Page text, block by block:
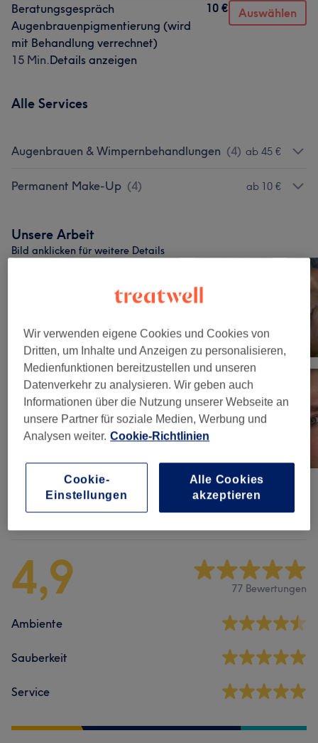
Beratungsgespräch
Augenbrauenpigmentierung (wird
mit Behandlung verrechnet)
15 Min.Details anzeigen
10 € Auswählen
Alle Services
Augenbrauen & Wimpernbehandlungen (4) ab 45 €
Permanent Make-Up (4) ab 10 €
Unsere Arbeit
Bild anklicken für weitere Details
Salonbewertungen
4,9 77 Bewertungen
Ambiente
Sauberkeit
Service
Wir verwenden eigene Cookies und Cookies von
Dritten, um Inhalte und Anzeigen zu personalisieren,
Medienfunktionen bereitzustellen und unseren
Datenverkehr zu analysieren. Wir geben auch
Informationen über die Nutzung unserer Webseite an
unsere Partner für soziale Medien, Werbung und
Analysen weiter. Cookie-Richtlinien
Cookie-
Einstellungen
Alle Cookies
akzeptieren